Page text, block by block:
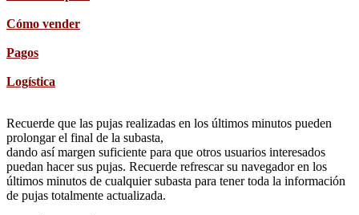
Cómo vender
Pagos
Logística
Recuerde que las pujas realizadas en los últimos minutos pueden
prolongar el final de la subasta,
dando así margen suficiente para que otros usuarios interesados
puedan hacer sus pujas. Recuerde refrescar su navegador en los
últimos minutos de cualquier subasta para tener toda la información
de pujas totalmente actualizada.